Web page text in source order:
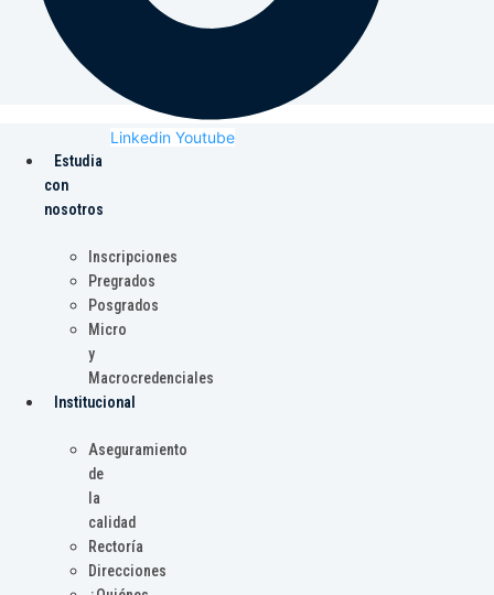
Linkedin Youtube
Estudia
con
nosotros
Inscripciones
Pregrados
Posgrados
Micro
y
Macrocredenciales
Institucional
Aseguramiento
de
la
calidad
Rectoría
Direcciones